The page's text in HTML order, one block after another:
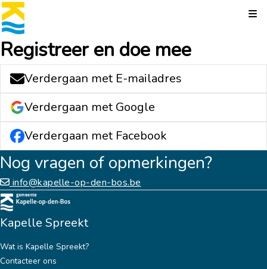
Registreer en doe mee
Verdergaan met E-mailadres
Verdergaan met Google
Verdergaan met Facebook
Nog vragen of opmerkingen?
info@kapelle-op-den-bos.be
Kapelle Spreekt
Wat is Kapelle Spreekt?
Contacteer ons